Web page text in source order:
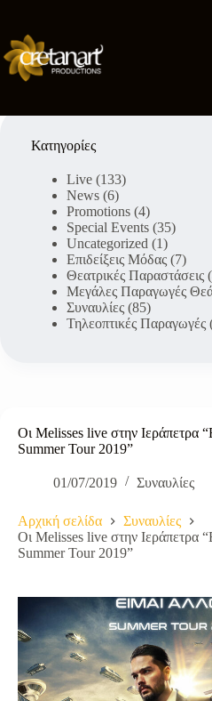
περιεχόμενο
Οι Melisses live στην Ιεράπετρα
Summer Tour 2019”
01/07/2019 Συναυλίες
Αρχική σελίδα
Συναυλίες
Οι Melisses live στην Ιεράπετρα
Summer Tour 2019”
Κατηγορίες
Live (133)
News (6)
Promotions (4)
Special Events (35)
Uncategorized (1)
Επιδείξεις Μόδας (7)
Θεατρικές Παραστάσεις
Μεγάλες Παραγωγές
Συναυλίες (85)
Τηλεοπτικές Παραγωγές